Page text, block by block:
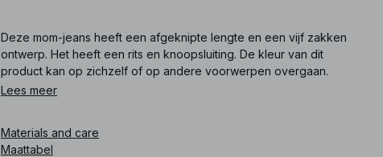
Deze mom-jeans heeft een afgeknipte lengte en een vijf zakken
ontwerp. Het heeft een rits en knoopsluiting. De kleur van dit
product kan op zichzelf of op andere voorwerpen overgaan.
Vermijd contact met lichtgekleurde oppervlakken. Deze mom-
Artikelnummer:1100-012365-0366
Lees meer
Materials and care
Maattabel